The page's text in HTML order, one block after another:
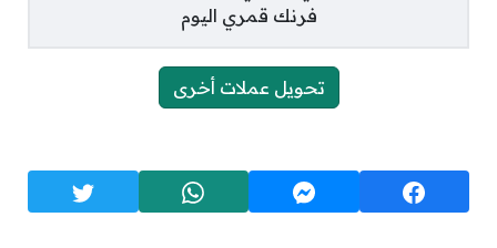
فرنك قمري اليوم
تحويل عملات أخرى